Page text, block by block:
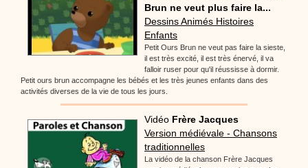
Brun ne veut plus faire la...
Dessins Animés Histoires
Enfants
Petit Ours Brun ne veut pas faire la sieste,
il est très excité, il est très énervé, il va
falloir ruser pour qu'il réussisse à dormir.
Petit ours brun accompagne les bébés et les très jeunes enfants dans des
activités diverses de la vie de tous les jours.
Vidéo Frère Jacques
Version médiévale - Chansons
traditionnelles
La vidéo de la chanson Frère Jacques